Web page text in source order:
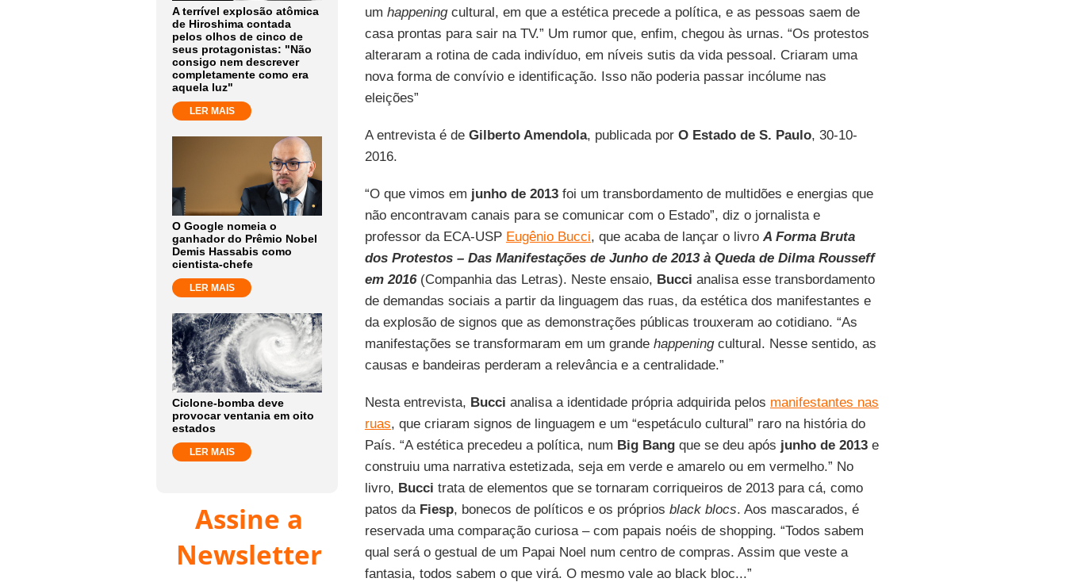
A terrível explosão atômica
de Hiroshima contada
pelos olhos de cinco de
seus protagonistas: "Não
consigo nem descrever
completamente como era
aquela luz"
LER MAIS
O Google nomeia o
ganhador do Prêmio Nobel
Demis Hassabis como
cientista-chefe
LER MAIS
Ciclone-bomba deve
provocar ventania em oito
estados
LER MAIS
Assine a
Newsletter
um happeningcultural, em que a estética precede a política, e as pessoas saem de
casa prontas para sair na TV.” Um rumor que, enfim, chegou às urnas. “Os protestos
alteraram a rotina de cada indivíduo, em níveis sutis da vida pessoal. Criaram uma
nova forma de convívio e identificação. Isso não poderia passar incólume nas
eleições”
A entrevista é de Gilberto Amendola, publicada por O Estado de S. Paulo, 30-10-
2016.
“O que vimos em junho de 2013foi um transbordamento de multidões e energias que
não encontravam canais para se comunicar com o Estado”, diz o jornalista e
professor da ECA-USP Eugênio Bucci, que acaba de lançar o livro A Forma Bruta
dos Protestos – Das Manifestações de Junho de 2013 à Queda de Dilma Rousseff
em 2016(Companhia das Letras). Neste ensaio, Bucci analisa esse transbordamento
de demandas sociais a partir da linguagem das ruas, da estética dos manifestantes e
da explosão de signos que as demonstrações públicas trouxeram ao cotidiano. “As
manifestações se transformaram em um grande happeningcultural. Nesse sentido, as
causas e bandeiras perderam a relevância e a centralidade.”
Nesta entrevista, Bucci analisa a identidade própria adquirida pelos manifestantes nas
ruas, que criaram signos de linguagem e um “espetáculo cultural” raro na história do
País. “A estética precedeu a política, num Big Bangque se deu após junho de 2013e
construiu uma narrativa estetizada, seja em verde e amarelo ou em vermelho.” No
livro, Bucci trata de elementos que se tornaram corriqueiros de 2013 para cá, como
patos da Fiesp, bonecos de políticos e os próprios black blocs. Aos mascarados, é
reservada uma comparação curiosa – com papais noéis de shopping. “Todos sabem
qual será o gestual de um Papai Noel num centro de compras. Assim que veste a
fantasia, todos sabem o que virá. O mesmo vale ao black bloc...”